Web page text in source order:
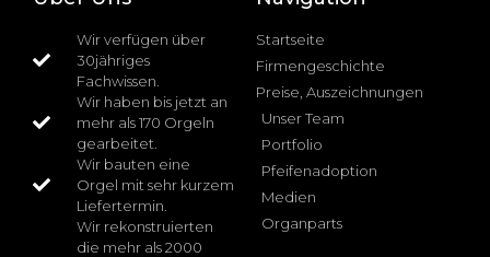
Wir verfügen über
30jähriges
Fachwissen.
Wir haben bis jetzt an
mehr als 170 Orgeln
gearbeitet.
Wir bauten eine
Orgel mit sehr kurzem
Liefertermin.
Wir rekonstruierten
die mehr als 2000
Startseite
Firmengeschichte
Preise, Auszeichnungen
Unser Team
Portfolio
Pfeifenadoption
Medien
Organparts